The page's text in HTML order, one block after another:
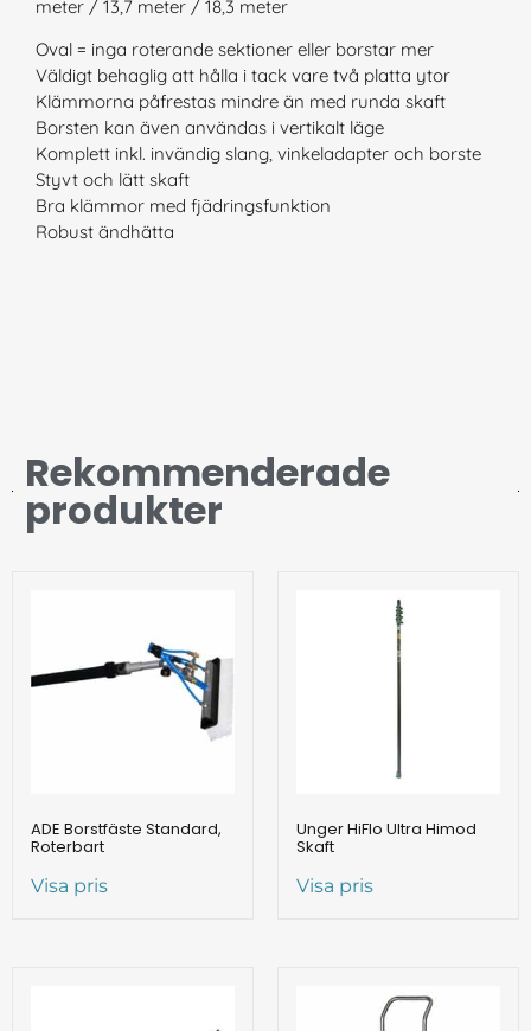
meter / 13,7 meter / 18,3 meter
Oval = inga roterande sektioner eller borstar mer
Väldigt behaglig att hålla i tack vare två platta ytor
Klämmorna påfrestas mindre än med runda skaft
Borsten kan även användas i vertikalt läge
Komplett inkl. invändig slang, vinkeladapter och borste
Styvt och lätt skaft
Bra klämmor med fjädringsfunktion
Robust ändhätta
Rekommenderade
produkter
ADE Borstfäste Standard,
Roterbart
Visa pris
Unger HiFlo Ultra Himod
Skaft
Visa pris